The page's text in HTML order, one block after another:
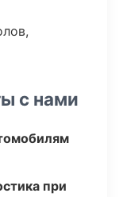
с нами
при